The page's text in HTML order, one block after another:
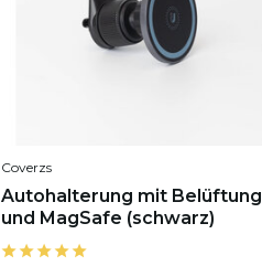
Coverzs
Autohalterung mit Belüftung
und MagSafe (schwarz)